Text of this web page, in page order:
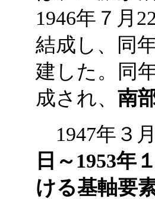
1946年７月
結成し、同
建した。同
成され、 南
1947年３月
日～1953年
ける基軸要